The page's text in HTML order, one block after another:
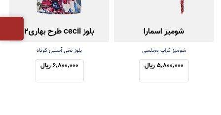
شومیز اسمارا
شومیز کراپ مجلسی
5,800,000 ریال
بلوز cecil طرح بهاری2
بلوز نخی آستین کوتاه
6,800,000 ریال